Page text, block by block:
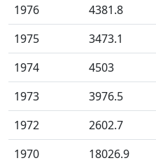
1976
4381.8
1975
3473.1
1974
4503
1973
3976.5
1972
2602.7
1970
18026.9